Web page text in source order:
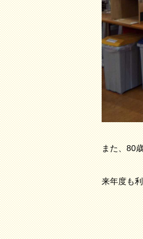
また、80
来年度も